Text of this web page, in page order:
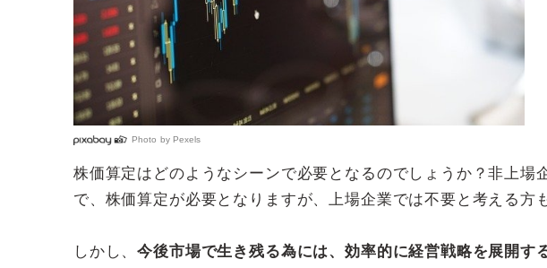
Photo by Pexels
株価算定はどのようなシーンで必要となるのでしょうか？非上場
で、株価算定が必要となりますが、上場企業では不要と考える方
しかし、今後市場で生き残る為には、効率的に経営戦略を展開す